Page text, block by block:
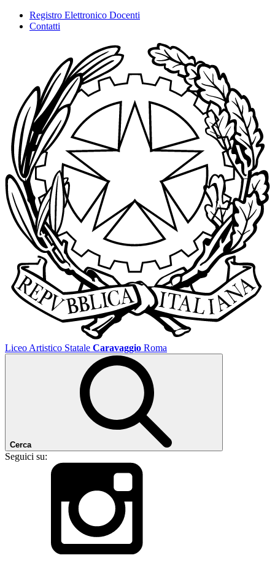
Registro Elettronico Docenti
Contatti
Liceo Artistico Statale Caravaggio Roma
Cerca
Seguici su: